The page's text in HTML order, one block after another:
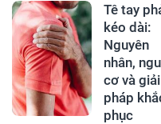
Tê tay
kéo dài:
Nguyên
nhân,
cơ và giải
pháp
phục